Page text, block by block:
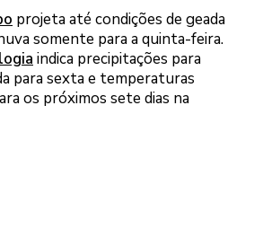
projeta até condições de geada
somente para a quinta-feira.
indica precipitações para
para sexta e temperaturas
os próximos sete dias na